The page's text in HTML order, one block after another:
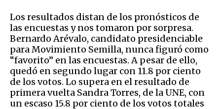
Los resultados distan de los pronósticos de
las encuestas y nos tomaron por sorpresa.
Bernardo Arévalo, candidato presidenciable
para Movimiento Semilla, nunca figuró como
“favorito” en las encuestas. A pesar de ello,
quedó en segundo lugar con 11.8 por ciento
de los votos. Lo supera en el resultado de
primera vuelta Sandra Torres, de la UNE, con
un escaso 15.8 por ciento de los votos totales